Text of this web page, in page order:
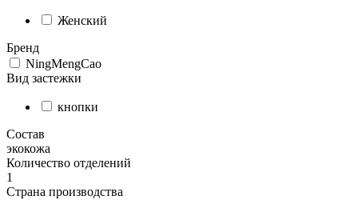
Женский
Бренд
NingMengCao
Вид застежки
кнопки
Состав
экокожа
Количество отделений
1
Страна производства